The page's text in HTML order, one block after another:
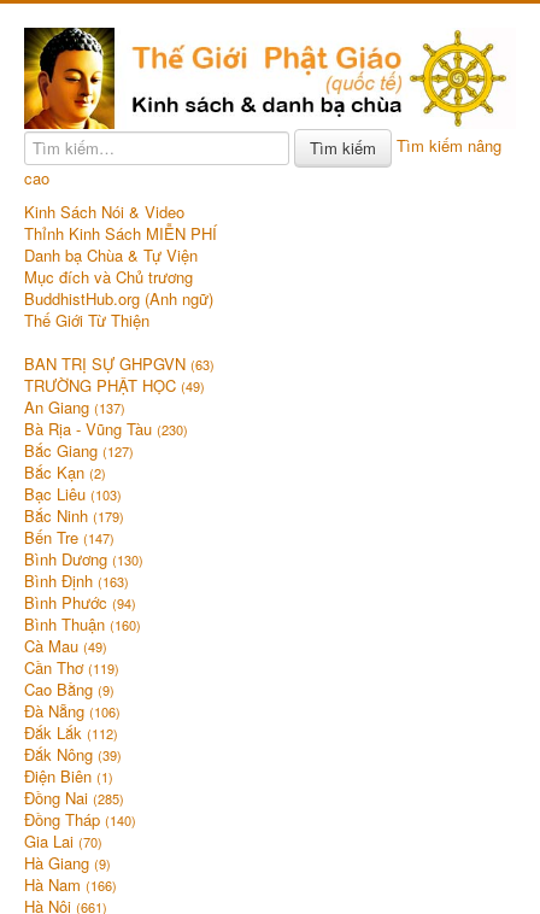
Tìm kiếm
Tìm kiếm nâng
cao
Kinh Sách Nói & Video
Thỉnh Kinh Sách MIỄN PHÍ
Danh bạ Chùa & Tự Viện
Mục đích và Chủ trương
BuddhistHub.org (Anh ngữ)
Thế Giới Từ Thiện
BAN TRỊ SỰ GHPGVN (63)
TRƯỜNG PHẬT HỌC (49)
An Giang (137)
Bà Rịa - Vũng Tàu (230)
Bắc Giang (127)
Bắc Kạn (2)
Bạc Liêu (103)
Bắc Ninh (179)
Bến Tre (147)
Bình Dương (130)
Bình Định (163)
Bình Phước (94)
Bình Thuận (160)
Cà Mau (49)
Cần Thơ(119)
Cao Bằng (9)
Đà Nẵng (106)
Đắk Lắk (112)
Đắk Nông (39)
Điện Biên (1)
Đồng Nai (285)
Đồng Tháp (140)
Gia Lai (70)
Hà Giang (9)
Hà Nam (166)
Hà Nội (661)